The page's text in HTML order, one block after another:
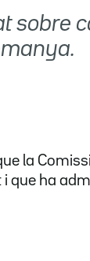
sobre
la
que ha